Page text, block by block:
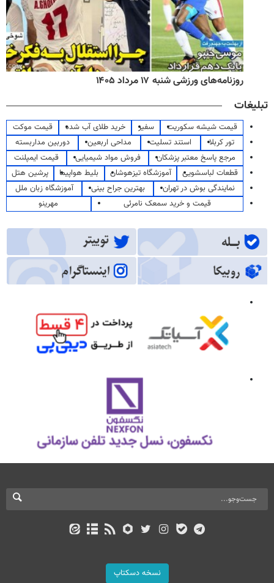
روزنامه‌های ورزشی شنبه ۱۷ مرداد ۱۴۰۵
تبلیغات
قیمت شیشه سکوریت سفیر خرید طلای آب شده
قیمت موکت
تور کربلا
استند تسلیت مداحی اربعین
دوربین مداربسته
مرجع پاسخ معتبر پزشکان
فروش مواد شیمیایی
قیمت ایمپلنت
قطعات لباسشویی
آموزشگاه تیزهوشان بلیط هواپیما
پرشین هتل
نمایندگی بوش در تهران
بهترین جراح بینی
آموزشگاه زبان ملل
قیمت و خرید سمعک نامرئی
مهرینو
نسخه دسکتاپ